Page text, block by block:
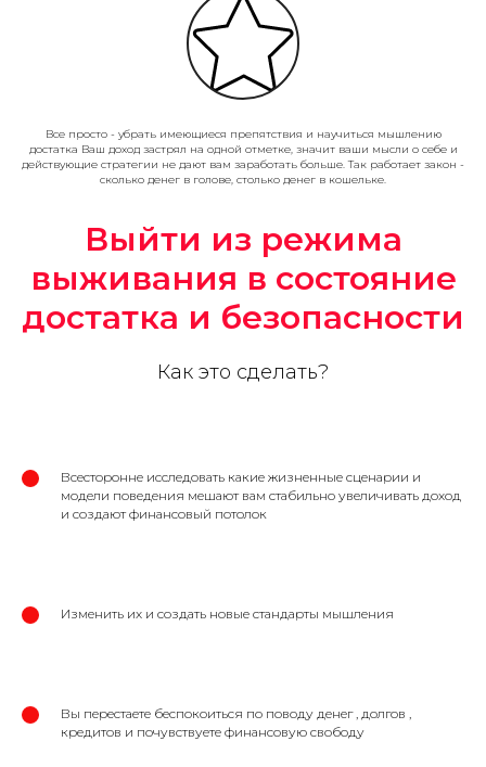
Все просто - убрать имеющиеся препятствия и научиться мышлению
достатка Ваш доход застрял на одной отметке, значит ваши мысли о себе и
действующие стратегии не дают вам заработать больше. Так работает закон -
сколько денег в голове, столько денег в кошельке.
Выйти из режима
выживания в состояние
достатка и безопасности
Как это сделать?
Всесторонне исследовать какие жизненные сценарии и
модели поведения мешают вам стабильно увеличивать доход
и создают финансовый потолок
Изменить их и создать новые стандарты мышления
Вы перестаете беспокоиться по поводу денег , долгов ,
кредитов и почувствуете финансовую свободу